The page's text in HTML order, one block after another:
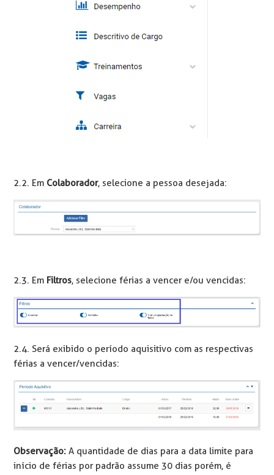
2.2. Em Colaborador, selecione a pessoa desejada:
2.3. Em Filtros, selecione férias a vencer e/ou vencidas:
2.4. Será exibido o período aquisitivo com as respectivas
férias a vencer/vencidas:
Observação: A quantidade de dias para a data limite para
início de férias por padrão assume 30 dias porém, é